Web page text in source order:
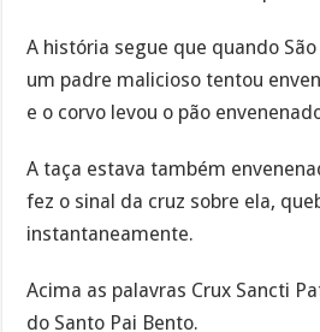
A história segue que quando
um padre malicioso tentou
e o corvo levou o pão
A taça estava também
fez o sinal da cruz sobre ela,
instantaneamente.
Acima as palavras Crux Sancti
do Santo Pai Bento.